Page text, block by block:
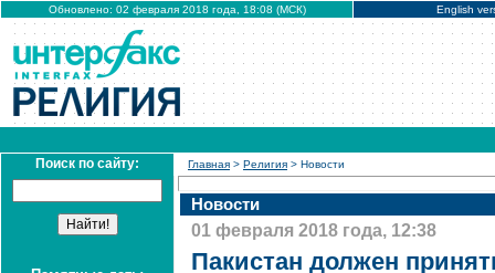
Обновлено: 02 февраля 2018 года, 18:08 (МСК) English
Поиск по сайту: Главная > Религия > Новости
Новости
01 февраля 2018 года, 12:38
Пакистан должен